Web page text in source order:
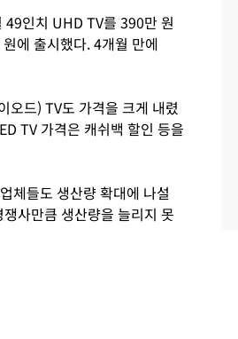
49인치 UHD TV를 390만 원
에 출시했다. 4개월 만에
오드) TV도 가격을 크게 내렸
TV 가격은 캐쉬백 할인 등을
체들도 생산량 확대에 나설
사만큼 생산량을 늘리지 못